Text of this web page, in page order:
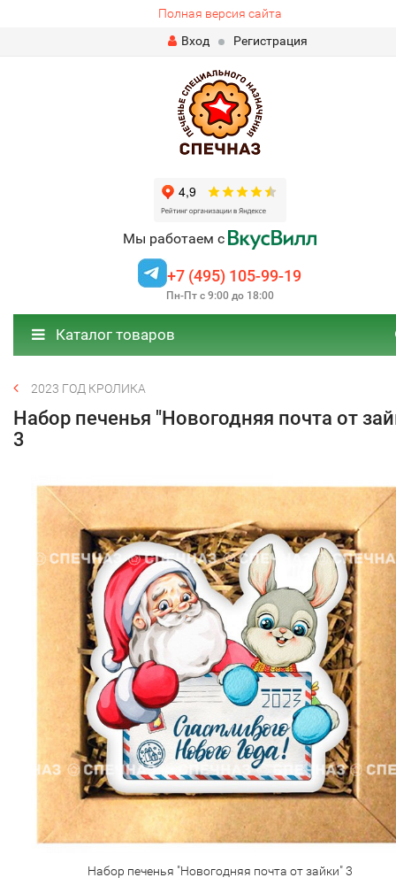
Полная версия сайта
Вход
Регистрация
Мы работаем с
+7 (495) 105-99-19
Пн-Пт с 9:00 до 18:00
Каталог товаров
2023 ГОД КРОЛИКА
Набор печенья "Новогодняя почта от
3
Набор печенья "Новогодняя почта от зайки" 3